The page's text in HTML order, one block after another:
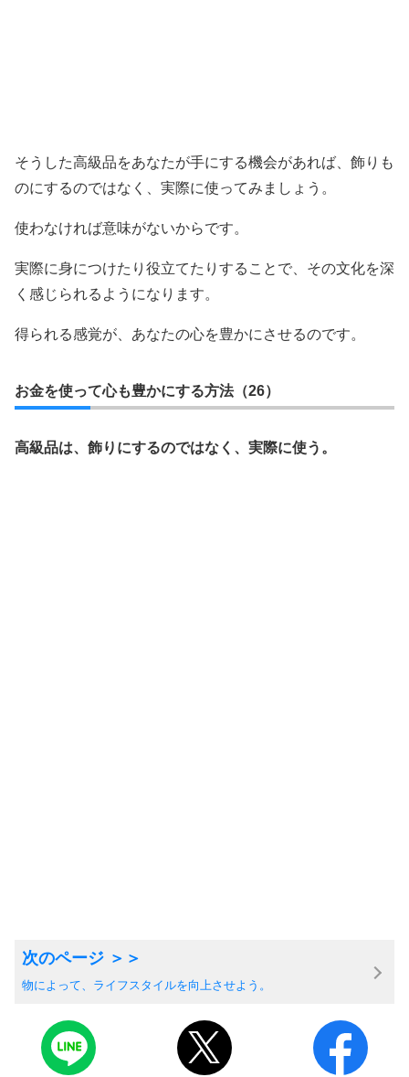
そうした高級品をあなたが手にする機会があれば、飾りも
のにするのではなく、実際に使ってみましょう。
使わなければ意味がないからです。
実際に身につけたり役立てたりすることで、その文化を深
く感じられるようになります。
得られる感覚が、あなたの心を豊かにさせるのです。
お金を使って心も豊かにする方法（26）
高級品は、飾りにするのではなく、実際に使う。
物によって、ライフスタイルを向上させよう。